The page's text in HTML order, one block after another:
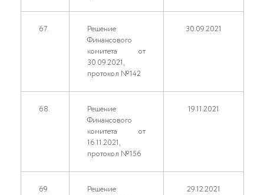
67.
Решение
Финансового
комитета от
30.09.2021,
протокол №142
30.09.2021
68.
Решение
Финансового
комитета от
16.11.2021,
протокол №156
19.11.2021
69.
Решение
29.12.2021